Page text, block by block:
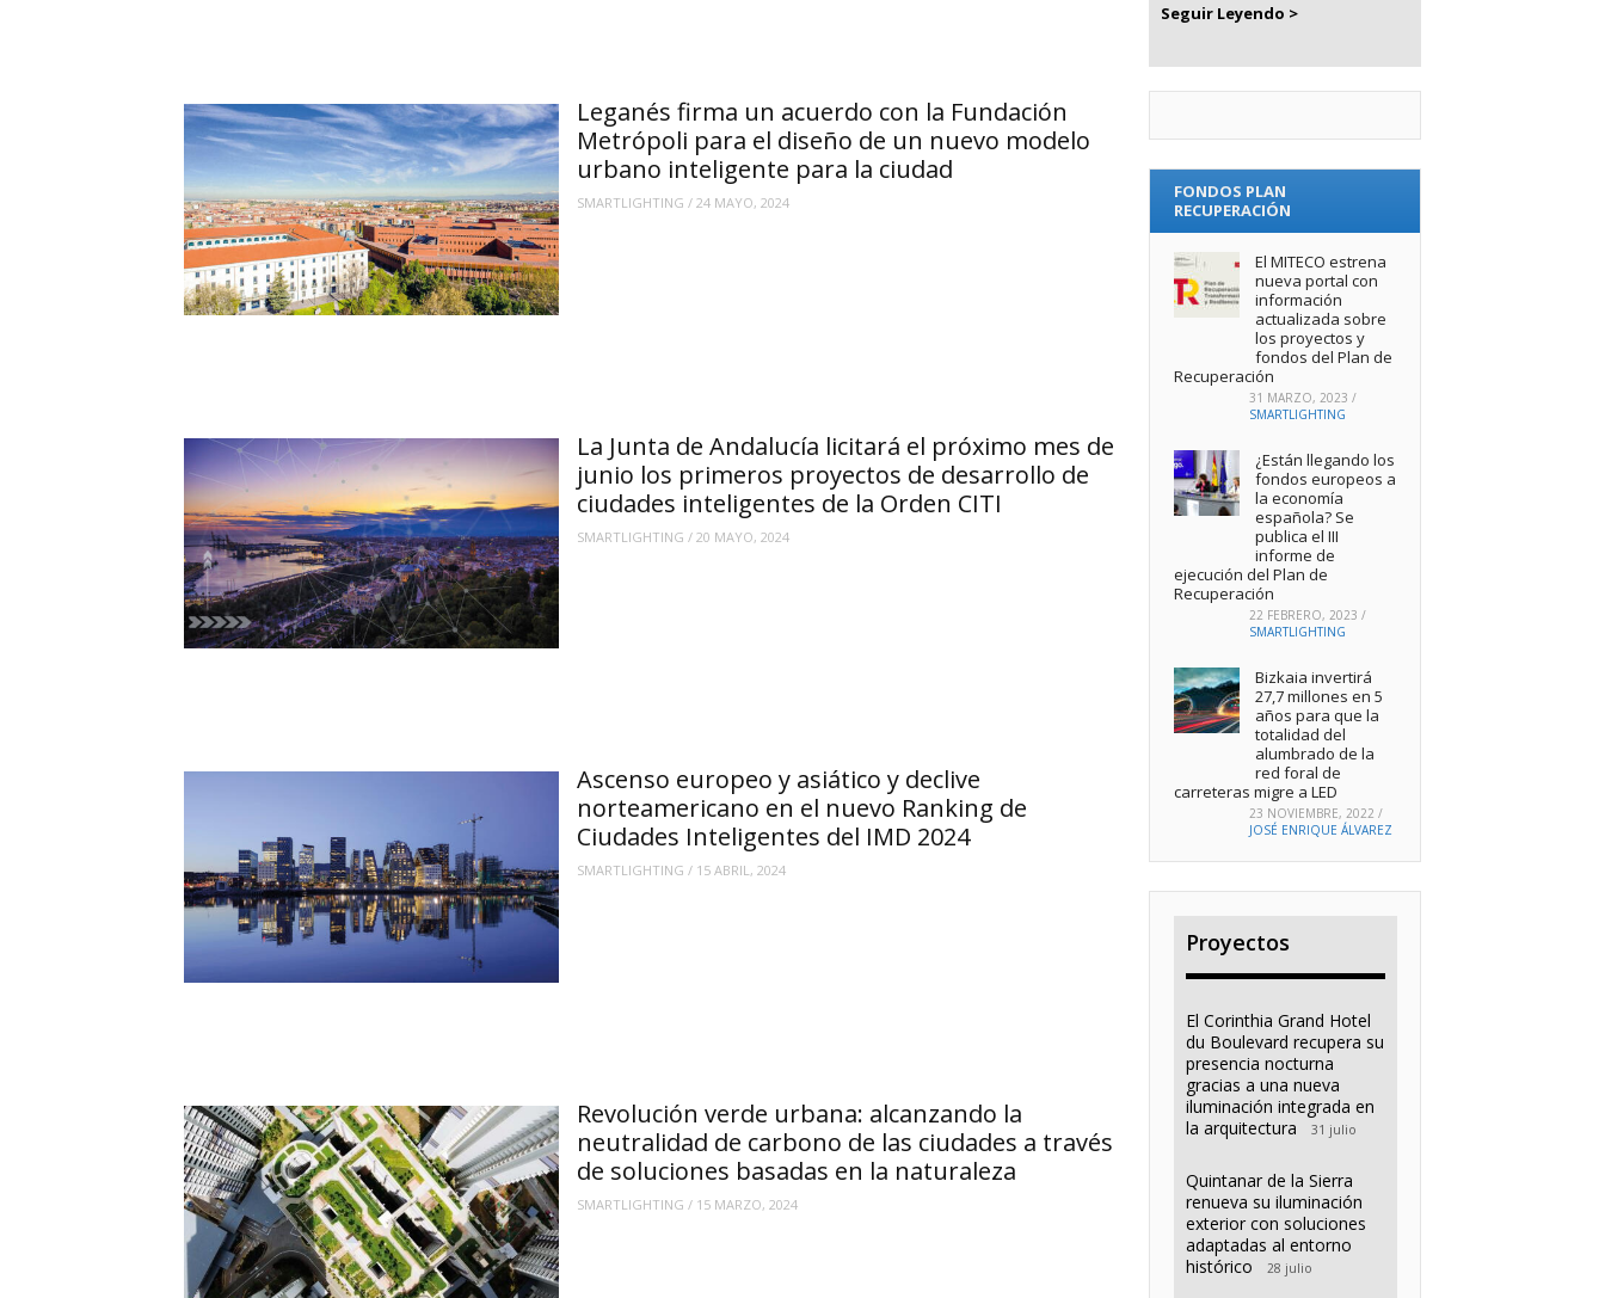
Leganés firma un acuerdo con la Fundación
Metrópoli para el diseño de un nuevo modelo
urbano inteligente para la ciudad
SMARTLIGHTING / 24 MAYO, 2024
La Junta de Andalucía licitará el próximo mes de
junio los primeros proyectos de desarrollo de
ciudades inteligentes de la Orden CITI
SMARTLIGHTING / 20 MAYO, 2024
Ascenso europeo y asiático y declive
norteamericano en el nuevo Ranking de
Ciudades Inteligentes del IMD 2024
SMARTLIGHTING / 15 ABRIL, 2024
Revolución verde urbana: alcanzando la
neutralidad de carbono de las ciudades a través
de soluciones basadas en la naturaleza
SMARTLIGHTING / 15 MARZO, 2024
Seguir Leyendo >
FONDOS PLAN
RECUPERACIÓN
El MITECO estrena
nueva portal con
información
actualizada sobre
los proyectos y
fondos del Plan de
Recuperación
31 MARZO, 2023 /
SMARTLIGHTING
¿Están llegando los
fondos europeos a
la economía
española? Se
publica el III
informe de
ejecución del Plan de
Recuperación
22 FEBRERO, 2023 /
SMARTLIGHTING
Bizkaia invertirá
27,7 millones en 5
años para que la
totalidad del
alumbrado de la
red foral de
carreteras migre a LED
23 NOVIEMBRE, 2022 /
JOSÉ ENRIQUE ÁLVAREZ
Proyectos
El Corinthia Grand Hotel
du Boulevard recupera su
presencia nocturna
gracias a una nueva
iluminación integrada en
la arquitectura
31 julio
Quintanar de la Sierra
renueva su iluminación
exterior con soluciones
adaptadas al entorno
histórico
28 julio